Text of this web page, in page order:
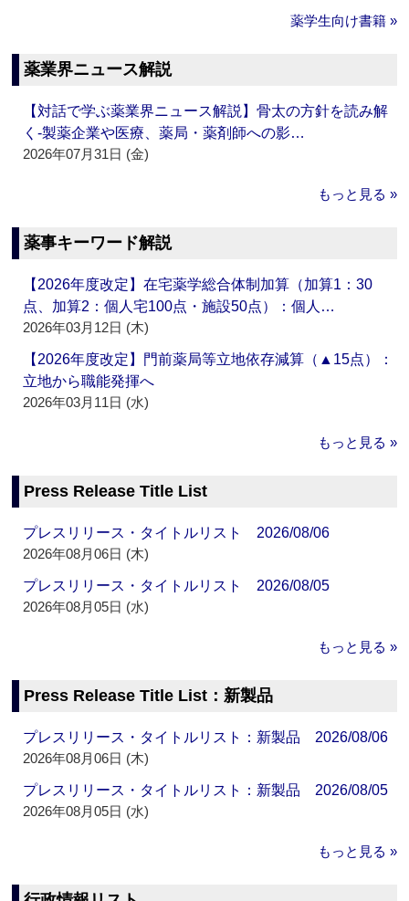
薬学生向け書籍 »
薬業界ニュース解説
【対話で学ぶ薬業界ニュース解説】骨太の方針を読み解
く‐製薬企業や医療、薬局・薬剤師への影…
2026年07月31日 (金)
もっと見る »
薬事キーワード解説
【2026年度改定】在宅薬学総合体制加算（加算1：30
点、加算2：個人宅100点・施設50点）：個人…
2026年03月12日 (木)
【2026年度改定】門前薬局等立地依存減算（▲15点）：
立地から職能発揮へ
2026年03月11日 (水)
もっと見る »
Press Release Title List
プレスリリース・タイトルリスト 2026/08/06
2026年08月06日 (木)
プレスリリース・タイトルリスト 2026/08/05
2026年08月05日 (水)
もっと見る »
Press Release Title List：新製品
プレスリリース・タイトルリスト：新製品 2026/08/06
2026年08月06日 (木)
プレスリリース・タイトルリスト：新製品 2026/08/05
2026年08月05日 (水)
もっと見る »